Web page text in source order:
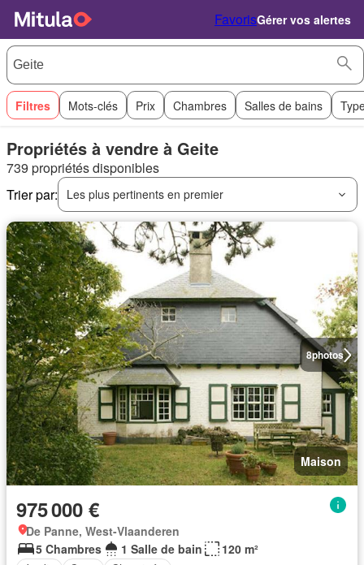
FavorisGérer vos alertes
Filtres Mots-clés Prix Chambres Salles de bains
Propriétés à vendre à Geite
739 propriétés disponibles
Trier par:
Les plus pertinents en premier
8photos
Maison
975 000 €
De Panne, West-Vlaanderen
5 Chambres
1 Salle de bain
120 m²